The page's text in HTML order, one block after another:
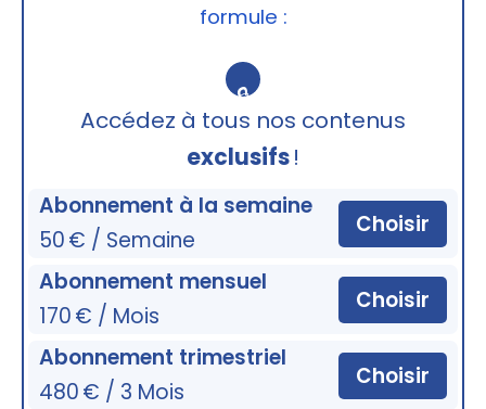
formule :
🔒
Accédez à tous nos contenus
exclusifs!
Abonnement à la semaine
50 € / Semaine
Choisir
Abonnement mensuel
170 € / Mois
Choisir
Abonnement trimestriel
480 € / 3 Mois
Choisir